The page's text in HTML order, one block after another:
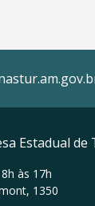
Estadual de
às 17h
1350